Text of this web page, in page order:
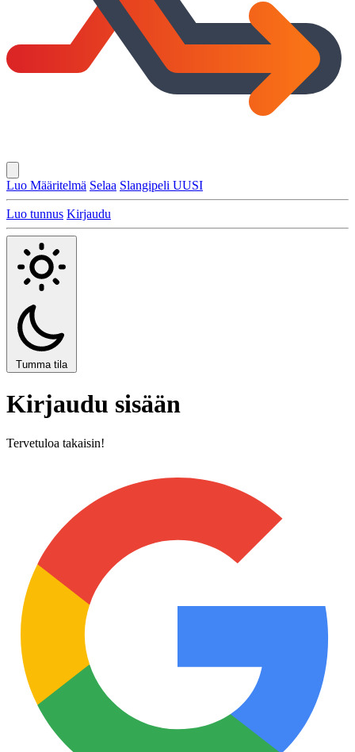
Luo Määritelmä Selaa Slangipeli UUSI
Luo tunnus Kirjaudu
Tumma tila
Kirjaudu sisään
Tervetuloa takaisin!